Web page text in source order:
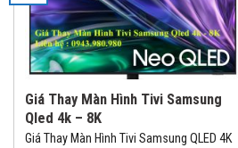
Giá Thay Màn Hình Tivi Samsung
Qled 4k – 8K
Giá Thay Màn Hình Tivi Samsung QLED 4K